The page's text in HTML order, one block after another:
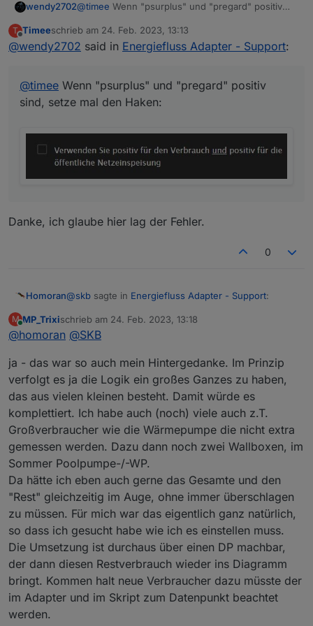
wendy2702@timee Wenn "psurplus" und "pregard" positiv
T
Offline
Timeeschrieb am 24. Feb. 2023, 13:13
zuletzt editiert von
@wendy2702 said in Energiefluss Adapter - Support:
@timee Wenn "psurplus" und "pregard" positiv
sind, setze mal den Haken:
Danke, ich glaube hier lag der Fehler.
0
Homoran@skb sagte in Energiefluss Adapter - Support:
Was verbirgt sich hinter deinem: Ich möchte
Restverbrauch?
Ehrlich gesagt hatte ich diesen Wunsch auch.
Begründung ist wahrscheinlich etwas komplex:
Klar will ich den Gesamtverbrauch kennen/sehen.
ich will aber auch erkennen wo (ungefähr) nach
möglichen Stromfresserchen gesucht werden muss.
Dazu habe ich über diverse Zwischenzähler und
Messteckdosen die Suche etwas einschränken
können.
Da wo ich keine Zähler habe bleibt mir nur der
Restverbrauch als Anhaltspunkt zu sehen wo auf
einmal die Last ansteigt.
Aber immer mal eben im Kopf die Einzellasten
überschlagen ist nicht so wirklich prickelnd.
Energiefluss Adapter - Support
Wenn Dir der Gesamtverbrauch wichtig ist,
kannst du diesen im Verbrauch als "Wechsel-
Anzeige" nutzen.
Dafür benötigst Du dann einen eigenen DP.
Das ist doch ne richtig gute Idee!
Wobei ich da natürlich den selben DP nehmen kann,
der bei Hausverbrauch konfiguriert ist und von dem
die Einzellasten durch den Adapter subtrahiert
werden
M
Online
MP_Trixischrieb am 24. Feb. 2023, 13:18
zuletzt editiert von
@homoran @SKB
ja - das war so auch mein Hintergedanke. Im Prinzip
verfolgt es ja die Logik ein großes Ganzes zu haben,
das aus vielen kleinen besteht. Damit würde es
komplettiert. Ich habe auch (noch) viele auch z.T.
Großverbraucher wie die Wärmepumpe die nicht extra
gemessen werden. Dazu dann noch zwei Wallboxen, im
Sommer Poolpumpe-/-WP.
Da hätte ich eben auch gerne das Gesamte und den
"Rest" gleichzeitig im Auge, ohne immer überschlagen
zu müssen. Für mich war das eigentlich ganz natürlich,
so dass ich gesucht habe wie ich es einstellen muss.
Die Umsetzung ist durchaus über einen DP machbar,
der dann diesen Restverbrauch wieder ins Diagramm
bringt. Kommen halt neue Verbraucher dazu müsste der
im Adapter und im Skript zum Datenpunkt beachtet
werden.